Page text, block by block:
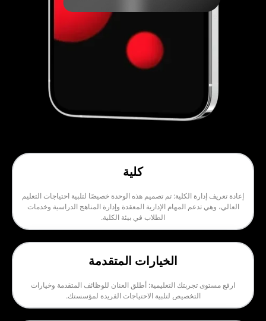
الكلية: تم تصميم هذه الوحدة خصيصًا لتلبية احتياجات التعليم
المهام الإدارية المعقدة وإدارة المناهج الدراسية وخدمات
الطلاب في بيئة الكلية.
الخيارات المتقدمة
تجربتك التعليمية: أطلق العنان للوظائف المتقدمة وخيارات
التخصيص لتلبية الاحتياجات الفريدة لمؤسستك.